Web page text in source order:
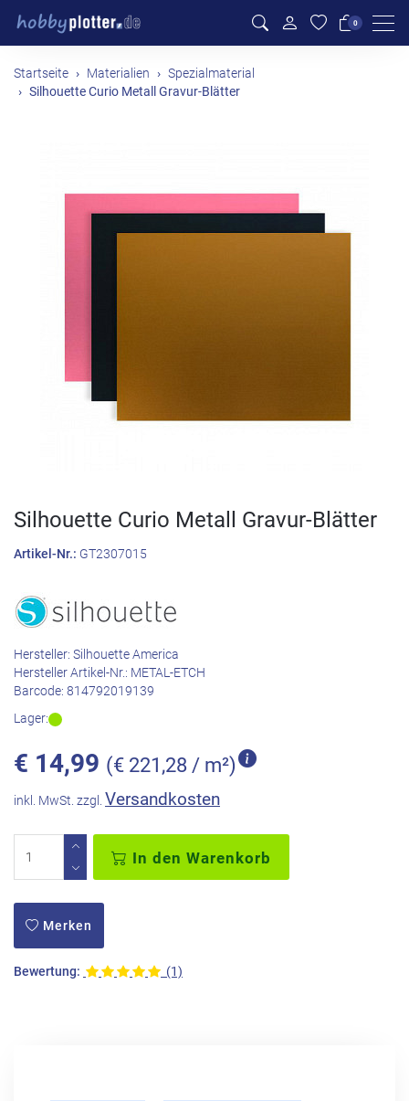
0
Startseite Materialien Spezialmaterial
Silhouette Curio Metall Gravur-Blätter
Silhouette Curio Metall Gravur-Blätter
Artikel-Nr.: GT2307015
Hersteller: Silhouette America
Hersteller Artikel-Nr.: METAL-ETCH
Barcode: 814792019139
Lager:
€ 14,99 (€ 221,28 / m²)
inkl. MwSt. zzgl. Versandkosten
In den Warenkorb
Merken
Bewertung: (1)